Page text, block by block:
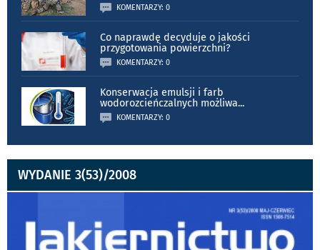
KOMENTARZY: 0
Co naprawdę decyduje o jakości
przygotowania powierzchni?
KOMENTARZY: 0
Konserwacja emulsji i farb
wodorozcieńczalnych możliwa...
KOMENTARZY: 0
WYDANIE 3(53)/2008